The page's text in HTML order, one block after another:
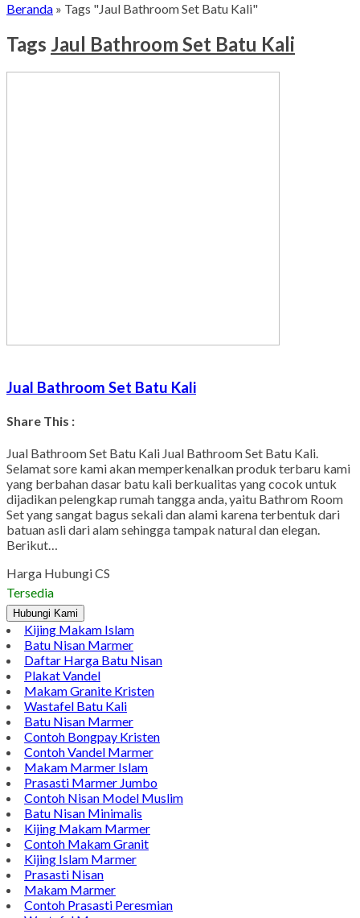
Beranda » Tags "Jaul Bathroom Set Batu Kali"
Tags Jaul Bathroom Set Batu Kali
Jual Bathroom Set Batu Kali
Share This :
Facebook
Twitter
WhatsApp
LinkedIn
Tumblr
Gmail
Jual Bathroom Set Batu Kali Jual Bathroom Set Batu Kali.
Selamat sore kami akan memperkenalkan produk terbaru kami
yang berbahan dasar batu kali berkualitas yang cocok untuk
dijadikan pelengkap rumah tangga anda, yaitu Bathrom Room
Set yang sangat bagus sekali dan alami karena terbentuk dari
batuan asli dari alam sehingga tampak natural dan elegan.
Berikut…
Harga Hubungi CS
Tersedia
Hubungi Kami
Kijing Makam Islam
Batu Nisan Marmer
Daftar Harga Batu Nisan
Plakat Vandel
Makam Granite Kristen
Wastafel Batu Kali
Batu Nisan Marmer